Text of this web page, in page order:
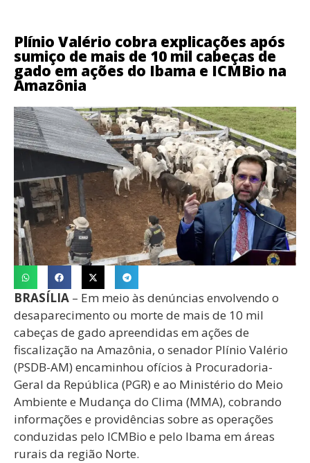
Plínio Valério cobra explicações após
sumiço de mais de 10 mil cabeças de
gado em ações do Ibama e ICMBio na
Amazônia
BRASÍLIA – Em meio às denúncias envolvendo o
desaparecimento ou morte de mais de 10 mil
cabeças de gado apreendidas em ações de
fiscalização na Amazônia, o senador Plínio Valério
(PSDB-AM) encaminhou ofícios à Procuradoria-
Geral da República (PGR) e ao Ministério do Meio
Ambiente e Mudança do Clima (MMA), cobrando
informações e providências sobre as operações
conduzidas pelo ICMBio e pelo Ibama em áreas
rurais da região Norte.